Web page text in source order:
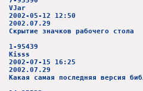
VJar
2002-05-12 12:50
2002.07.29
Скрытие значков рабочего стола
1-95439
Kisss
2002-07-15 16:25
2002.07.29
Какая самая последняя версия